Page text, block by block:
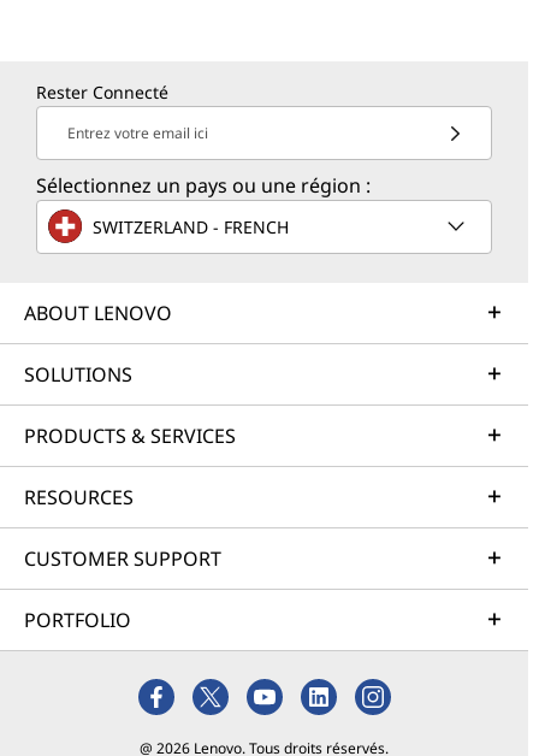
Rester Connecté
Entrez votre email ici
Sélectionnez un pays ou une région :
SWITZERLAND - FRENCH
ABOUT LENOVO
SOLUTIONS
PRODUCTS & SERVICES
RESOURCES
CUSTOMER SUPPORT
PORTFOLIO
@ 2026 Lenovo. Tous droits réservés.